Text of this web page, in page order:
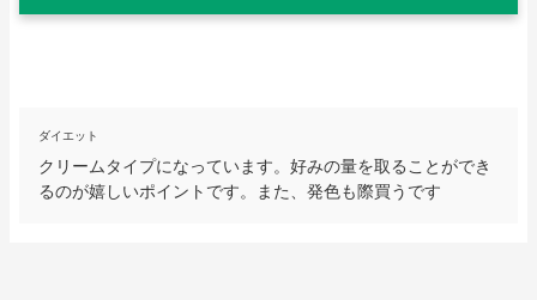
ダイエット
クリームタイプになっています。好みの量を取ることができ
るのが嬉しいポイントです。また、発色も際買うです